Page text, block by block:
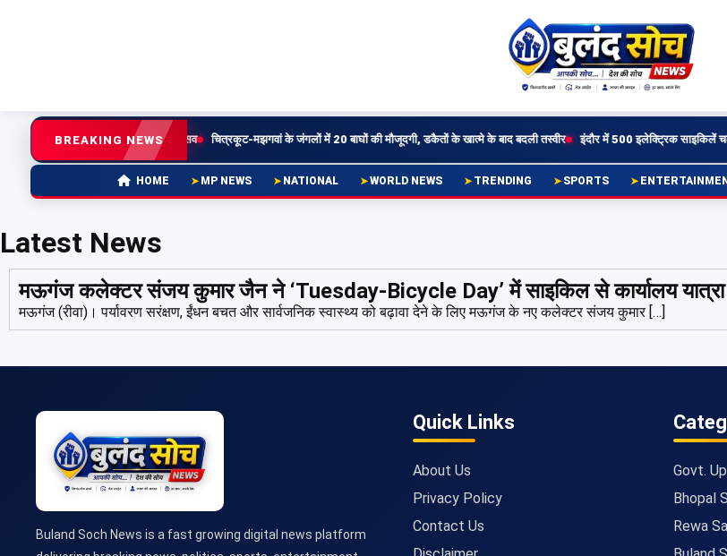
BREAKING NEWS
प्रतिमा वापसी प्रयासों पर धार में उत्सव चित्रकूट-मझगवां के जंगलों में 20 बाघों की मौजूदगी, डकैतों के खात्मे के बाद बदली तस्वीर इंदौर में 500 इलेक्ट्रिक साइकिलें चलाने
HOME MP NEWS NATIONAL WORLD NEWS TRENDING SPORTS
Latest News
मऊगंज कलेक्टर संजय कुमार जैन ने ‘Tuesday‑Bicycle Day’ में साइकिल से कार्यालय यात्रा
मऊगंज (रीवा)। पर्यावरण सरंक्षण, ईंधन बचत और सार्वजनिक स्वास्थ्य को बढ़ावा देने के लिए मऊगंज के नए कलेक्टर संजय कुमार […]
Buland Soch News is a fast growing digital news platform
Quick Links
About Us
Privacy Policy
Contact Us
Govt.
Bhopal
Rewa